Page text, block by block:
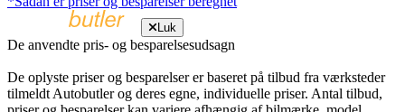
Luk
De anvendte pris- og besparelsesudsagn
De oplyste priser og besparelser er baseret på tilbud fra værksteder
tilmeldt Autobutler og deres egne, individuelle priser. Antal tilbud,